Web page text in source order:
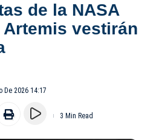
de la NASA
vestirán
De 2026 14:17
3 Min Read